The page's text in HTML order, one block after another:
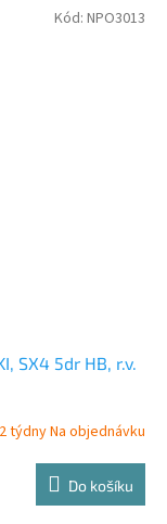
SX4 5dr HB, r.v.
týdny Na objednávku
Do košíku
Kód: NPO3013